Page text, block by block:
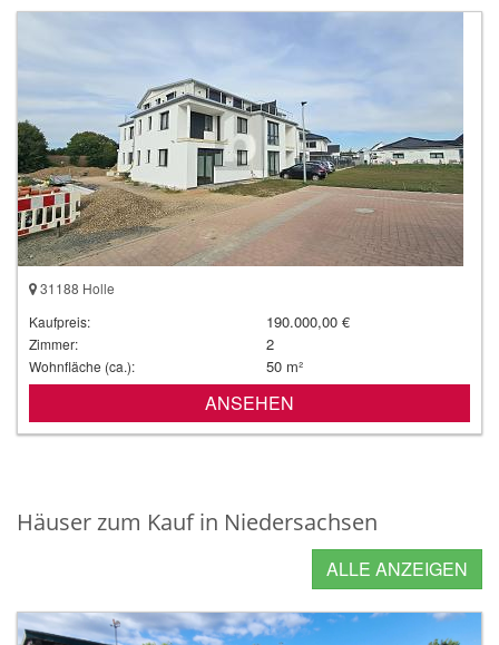
31188 Holle
Kaufpreis:
190.000,00 €
Zimmer: 2
Wohnfläche (ca.): 50 m²
ANSEHEN
Häuser zum Kauf in Niedersachsen
ALLE ANZEIGEN